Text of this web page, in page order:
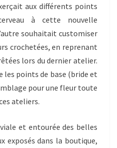
aux différents points
à cette nouvelle
souhaitait customiser
crochetées, en reprenant
lors du dernier atelier.
les points de base (bride et
pour une fleur toute
ateliers.
et entourée des belles
exposés dans la boutique,